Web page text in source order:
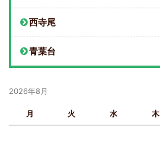
西寺尾
青葉台
2026年8月
月 火 水 木